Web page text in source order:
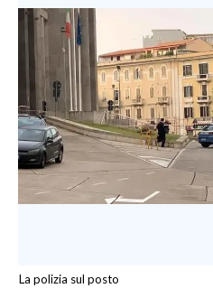
La polizia sul posto